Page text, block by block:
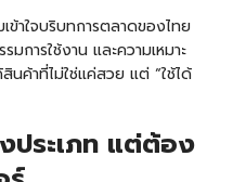
ข้าใจบริบทการตลาดของไทย
การใช้งาน และความเหมาะ
ค้าที่ไม่ใช่แค่สวย แต่ “ใช้ได้
ประเภท แต่ต้อง